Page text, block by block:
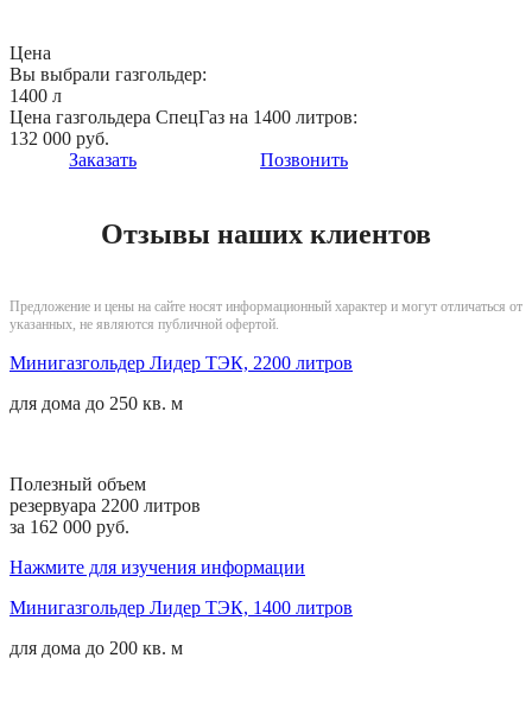
Цена
Вы выбрали газгольдер:
1400 л
Цена газгольдера СпецГаз на 1400 литров:
132 000 руб.
Заказать
Позвонить
Отзывы наших клиентов
Предложение и цены на сайте носят информационный характер и могут отличаться от
указанных, не являются публичной офертой.
Минигазгольдер Лидер ТЭК, 2200 литров
для дома до 250 кв. м
Полезный объем
резервуара 2200 литров
за 162 000 руб.
Нажмите для изучения информации
Минигазгольдер Лидер ТЭК, 1400 литров
для дома до 200 кв. м